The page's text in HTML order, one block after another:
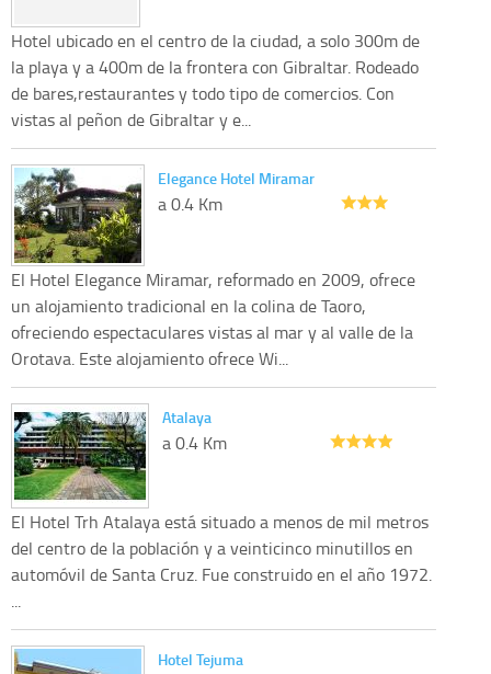
Hotel ubicado en el centro de la ciudad, a solo 300m de
la playa y a 400m de la frontera con Gibraltar. Rodeado
de bares,restaurantes y todo tipo de comercios. Con
vistas al peñon de Gibraltar y e...
Elegance Hotel Miramar
a 0.4 Km
El Hotel Elegance Miramar, reformado en 2009, ofrece
un alojamiento tradicional en la colina de Taoro,
ofreciendo espectaculares vistas al mar y al valle de la
Orotava. Este alojamiento ofrece Wi...
Atalaya
a 0.4 Km
El Hotel Trh Atalaya está situado a menos de mil metros
del centro de la población y a veinticinco minutillos en
automóvil de Santa Cruz. Fue construido en el año 1972.
...
Hotel Tejuma